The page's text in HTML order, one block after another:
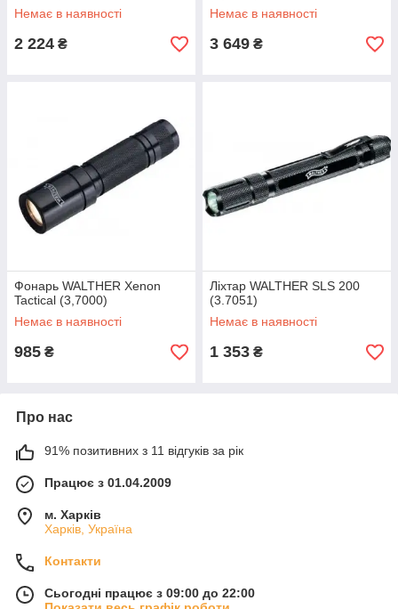
Немає в наявності
2 224 ₴
Немає в наявності
3 649 ₴
Фонарь WALTHER Xenon
Tactical (3,7000)
Немає в наявності
985 ₴
Ліхтар WALTHER SLS 200
(3.7051)
Немає в наявності
1 353 ₴
Про нас
91% позитивних з 11 відгуків за рік
Працює з 01.04.2009
м. Харків
Харків, Україна
Контакти
Сьогодні працює з 09:00 до 22:00